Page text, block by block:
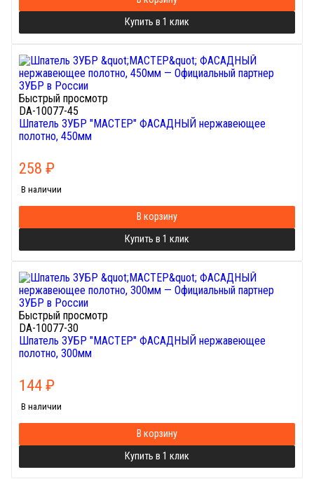
Купить в 1 клик
Быстрый просмотр
DA-10077-45
Шпатель ЗУБР "МАСТЕР" ФАСАДНЫЙ нержавеющее
полотно, 450мм
258 ₽
В наличии
В корзину
Купить в 1 клик
Быстрый просмотр
DA-10077-30
Шпатель ЗУБР "МАСТЕР" ФАСАДНЫЙ нержавеющее
полотно, 300мм
144₽
В наличии
В корзину
Купить в 1 клик